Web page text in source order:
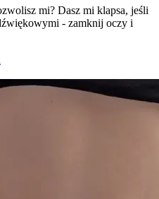
mi? Dasz mi klapsa, jeśli
- zamknij oczy i